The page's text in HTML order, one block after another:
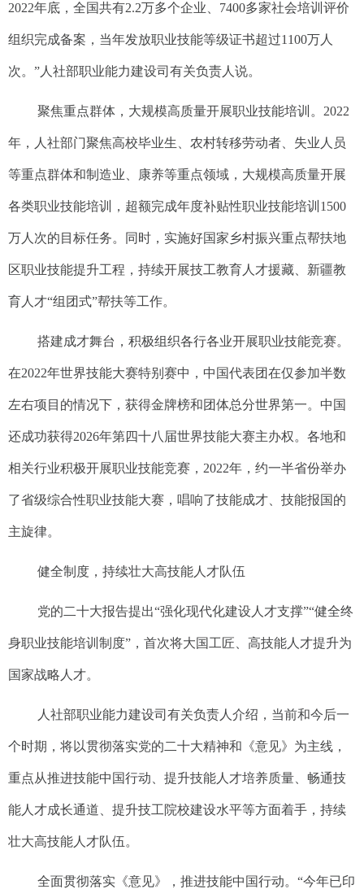
2022年底，全国共有2.2万多个企业、7400多家社会培训评价
组织完成备案，当年发放职业技能等级证书超过1100万人
次。”人社部职业能力建设司有关负责人说。
聚焦重点群体，大规模高质量开展职业技能培训。2022
年，人社部门聚焦高校毕业生、农村转移劳动者、失业人员
等重点群体和制造业、康养等重点领域，大规模高质量开展
各类职业技能培训，超额完成年度补贴性职业技能培训1500
万人次的目标任务。同时，实施好国家乡村振兴重点帮扶地
区职业技能提升工程，持续开展技工教育人才援藏、新疆教
育人才“组团式”帮扶等工作。
搭建成才舞台，积极组织各行各业开展职业技能竞赛。
在2022年世界技能大赛特别赛中，中国代表团在仅参加半数
左右项目的情况下，获得金牌榜和团体总分世界第一。中国
还成功获得2026年第四十八届世界技能大赛主办权。各地和
相关行业积极开展职业技能竞赛，2022年，约一半省份举办
了省级综合性职业技能大赛，唱响了技能成才、技能报国的
主旋律。
健全制度，持续壮大高技能人才队伍
党的二十大报告提出“强化现代化建设人才支撑”“健全终
身职业技能培训制度”，首次将大国工匠、高技能人才提升为
国家战略人才。
人社部职业能力建设司有关负责人介绍，当前和今后一
个时期，将以贯彻落实党的二十大精神和《意见》为主线，
重点从推进技能中国行动、提升技能人才培养质量、畅通技
能人才成长通道、提升技工院校建设水平等方面着手，持续
壮大高技能人才队伍。
全面贯彻落实《意见》，推进技能中国行动。“今年已印